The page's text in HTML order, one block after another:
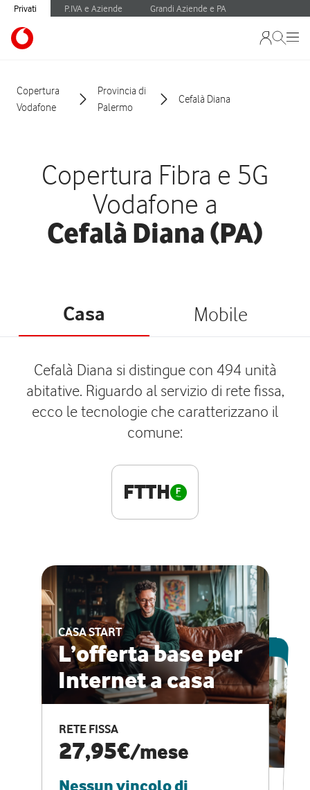
Privati P.IVA e Aziende Grandi Aziende e PA
Copertura
Vodafone
Provincia di
Palermo
Cefalà Diana
Copertura Fibra e 5G
Vodafone a
Cefalà Diana (PA)
Casa Mobile
Cefalà Diana si distingue con 494 unità
abitative. Riguardo al servizio di rete fissa,
ecco le tecnologie che caratterizzano il
comune:
FTTH
CASA START
L’offerta base per
Internet a casa
RETE FISSA
27,95€/mese
Nessun vincolo di
ESCLUSIVA ONLINE
CASA PRO
Internet veloce e
vantaggi speciali
RETE FISSA + VODAFONE CLUB